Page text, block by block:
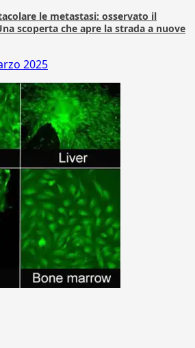
le metastasi: osservato il
scoperta che apre la strada a nuove
2025